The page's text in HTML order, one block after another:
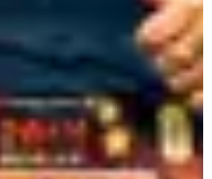
plus efficacement dans le
dans le trail ?